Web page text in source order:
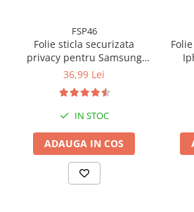
Protectie Anti-Spy
: Ofera intimitate
vizibil doar direct din fata,
unghiuri laterale.
FSP46
Folie sticla securizata
privacy pentru Samsung
Galaxy A56 5G cu Kit
Aplicare Rapida si Usoara
36,99 Lei
IN STOC
ADAUGA IN COS